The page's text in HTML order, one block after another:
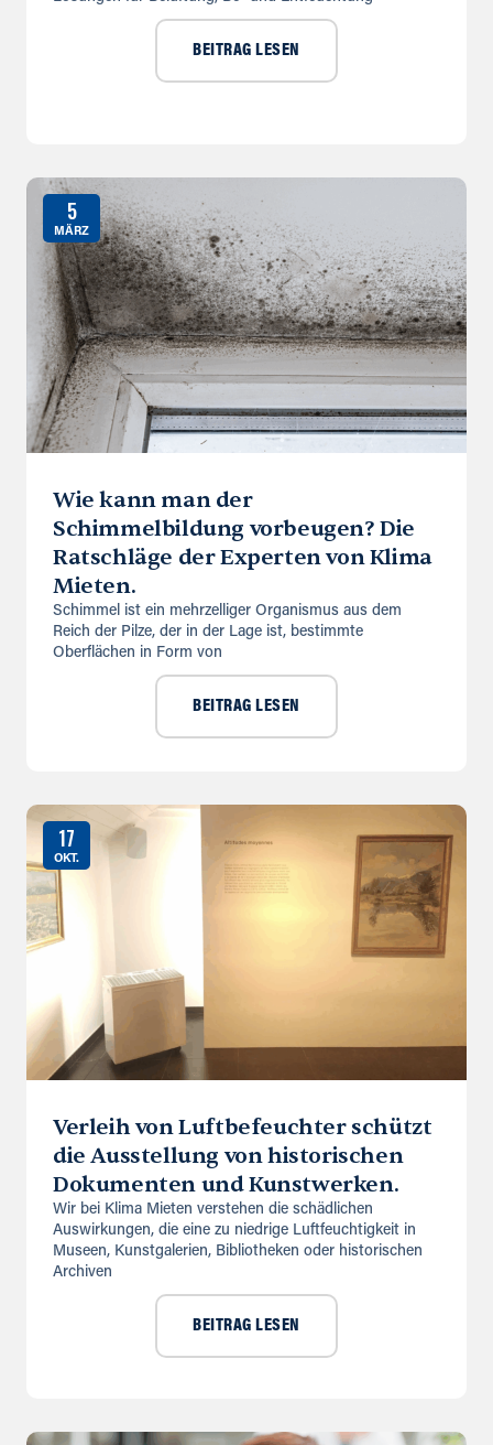
BEITRAG LESEN
5
MÄRZ
Wie kann man der
Schimmelbildung vorbeugen? Die
Ratschläge der Experten von Klima
Mieten.
Schimmel ist ein mehrzelliger Organismus aus dem
Reich der Pilze, der in der Lage ist, bestimmte
Oberflächen in Form von
BEITRAG LESEN
17
OKT.
Verleih von Luftbefeuchter schützt
die Ausstellung von historischen
Dokumenten und Kunstwerken.
Wir bei Klima Mieten verstehen die schädlichen
Auswirkungen, die eine zu niedrige Luftfeuchtigkeit in
Museen, Kunstgalerien, Bibliotheken oder historischen
Archiven
BEITRAG LESEN